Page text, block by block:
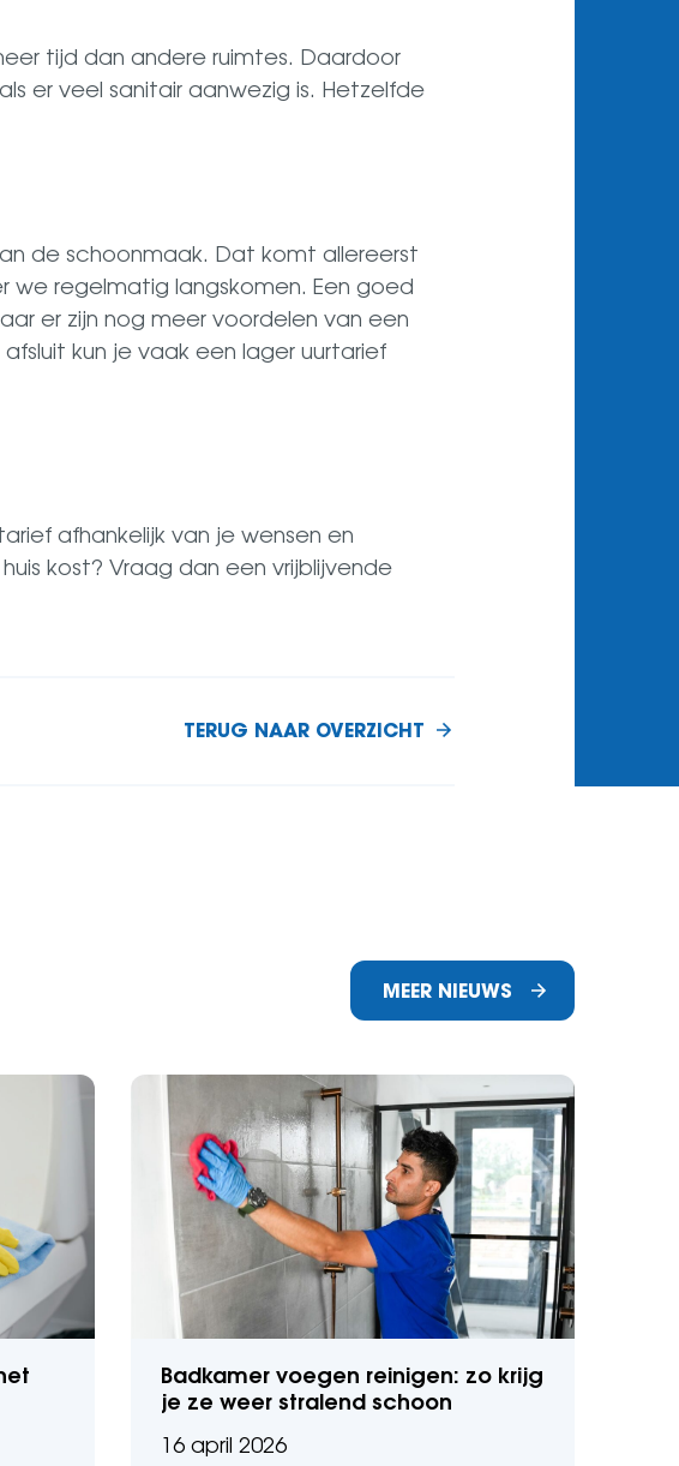
tijd dan andere ruimtes. Daardoor
er veel sanitair aanwezig is. Hetzelfde
de schoonmaak. Dat komt allereerst
we regelmatig langskomen. Een goed
er zijn nog meer voordelen van een
kun je vaak een lager uurtarief
afhankelijk van je wensen en
kost? Vraag dan een vrijblijvende
TERUG NAAR OVERZICHT
MEER NIEUWS
Badkamer voegen reinigen: zo krijg
je ze weer stralend schoon
16 april 2026